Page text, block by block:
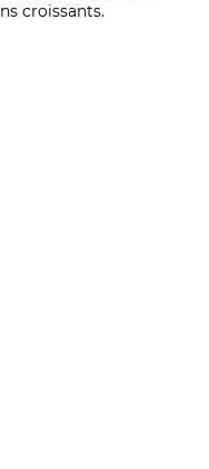
croissants.